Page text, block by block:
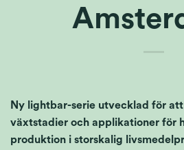
Ny lightbar-serie utvecklad för
växtstadier och applikationer för
produktion i storskalig